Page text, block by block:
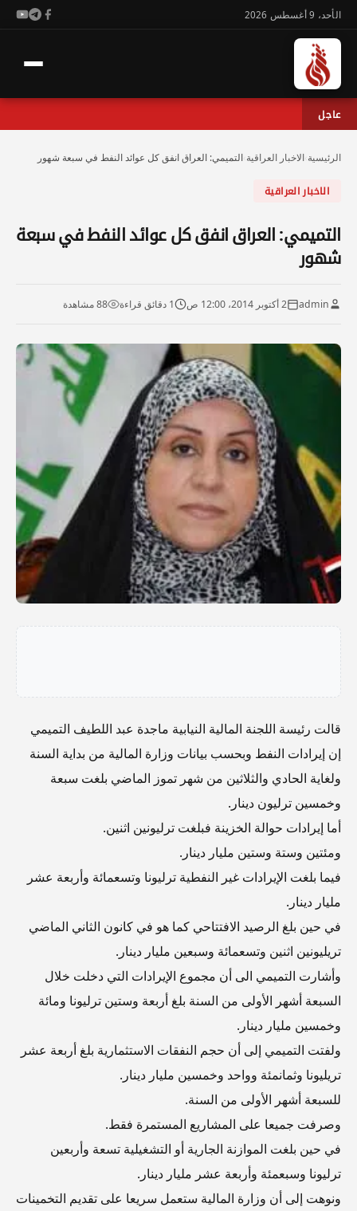
الأحد، 9 أغسطس 2026
عاجل
الرئيسية الاخبار العراقية التميمي: العراق انفق كل عوائد النفط في سبعة شهور
الاخبار العراقية
التميمي: العراق انفق كل عوائد النفط في سبعة
شهور
admin 2 أكتوبر 2014، 12:00 ص 1 دقائق قراءة 88 مشاهدة
قالت رئيسة اللجنة المالية النيابية ماجدة عبد اللطيف التميمي
إن إيرادات النفط وبحسب بيانات وزارة المالية من بداية السنة
ولغاية الحادي والثلاثين من شهر تموز الماضي بلغت سبعة
وخمسين ترليون دينار.
أما إيرادات حوالة الخزينة فبلغت ترليونين اثنين.
ومئتين وستة وستين مليار دينار.
فيما بلغت الإيرادات غير النفطية ترليونا وتسعمائة وأربعة عشر
مليار دينار.
في حين بلغ الرصيد الافتتاحي كما هو في كانون الثاني الماضي
تريليونين اثنين وتسعمائة وسبعين مليار دينار.
وأشارت التميمي الى أن مجموع الإيرادات التي دخلت خلال
السبعة أشهر الأولى من السنة بلغ أربعة وستين ترليونا ومائة
وخمسين مليار دينار.
ولفتت التميمي إلى أن حجم النفقات الاستثمارية بلغ أربعة عشر
تريليونا وثمانمئة وواحد وخمسين مليار دينار.
للسبعة أشهر الأولى من السنة.
وصرفت جميعا على المشاريع المستمرة فقط.
في حين بلغت الموازنة الجارية أو التشغيلية تسعة وأربعين
ترليونا وسبعمئة وأربعة عشر مليار دينار.
ونوهت إلى أن وزارة المالية ستعمل سريعا على تقديم التخمينات